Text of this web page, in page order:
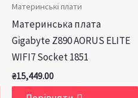
Материнські плати
Материнська плата
Gigabyte Z890 AORUS ELITE
WIFI7 Socket 1851
₴15,449.00